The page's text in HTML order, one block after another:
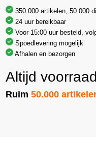
350.000 artikelen, 50.000
24 uur bereikbaar
Voor 15:00 uur besteld,
Spoedlevering mogelijk
Afhalen en bezorgen
Altijd
Ruim50.000